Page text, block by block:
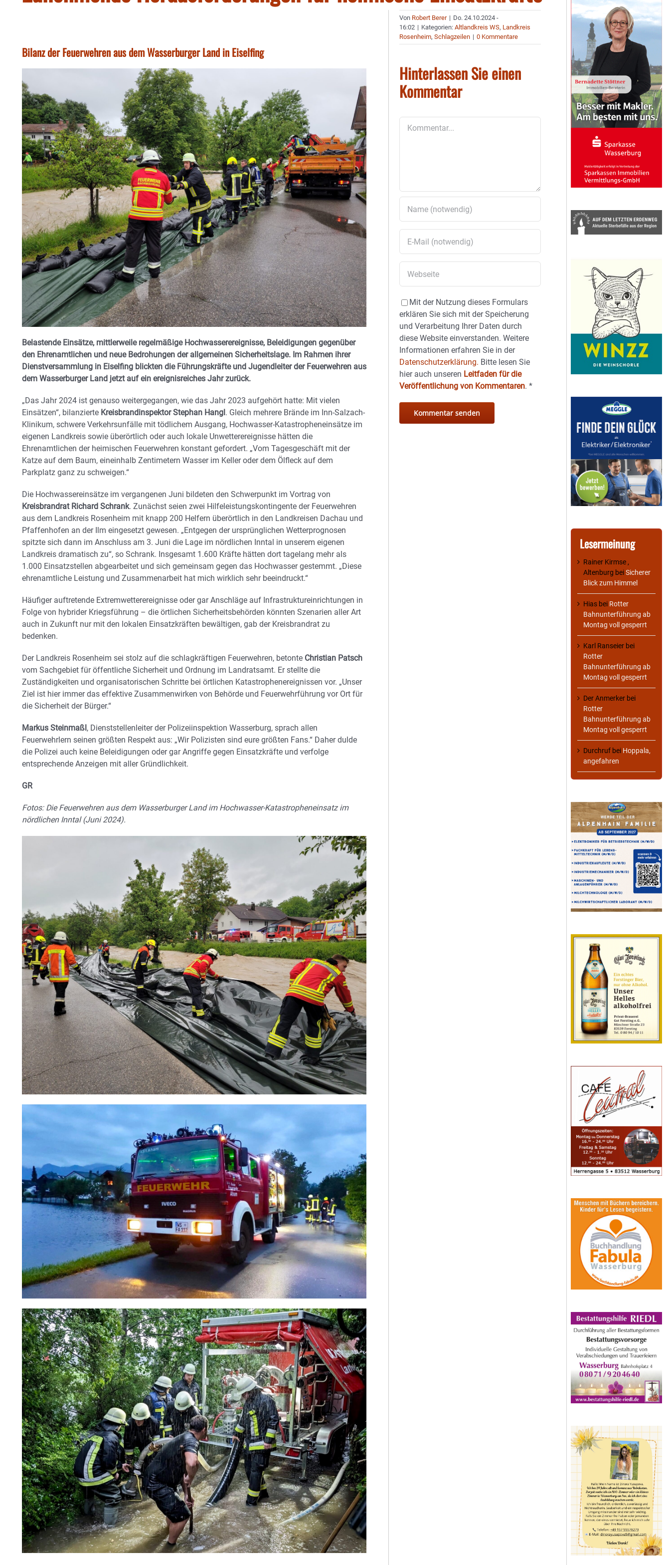
Bilanz der Feuerwehren aus dem Wasserburger Land in Eiselfing
Belastende Einsätze, mittlerweile regelmäßige Hochwasserereignisse, Beleidigungen gegenüber
den Ehrenamtlichen und neue Bedrohungen der allgemeinen Sicherheitslage. Im Rahmen ihrer
Dienstversammlung in Eiselfing blickten die Führungskräfte und Jugendleiter der Feuerwehren aus
dem Wasserburger Land jetzt auf ein ereignisreiches Jahr zurück.
„Das Jahr 2024 ist genauso weitergegangen, wie das Jahr 2023 aufgehört hatte: Mit vielen
Einsätzen“, bilanzierte Kreisbrandinspektor Stephan Hangl . Gleich mehrere Brände im Inn-Salzach-
Klinikum, schwere Verkehrsunfälle mit tödlichem Ausgang, Hochwasser-Katastropheneinsätze im
eigenen Landkreis sowie überörtlich oder auch lokale Unwetterereignisse hätten die
Ehrenamtlichen der heimischen Feuerwehren konstant gefordert. „Vom Tagesgeschäft mit der
Katze auf dem Baum, eineinhalb Zentimetern Wasser im Keller oder dem Ölfleck auf dem
Parkplatz ganz zu schweigen.“
Die Hochwassereinsätze im vergangenen Juni bildeten den Schwerpunkt im Vortrag von
Kreisbrandrat Richard Schrank. Zunächst seien zwei Hilfeleistungskontingente der Feuerwehren
aus dem Landkreis Rosenheim mit knapp 200 Helfern überörtlich in den Landkreisen Dachau und
Pfaffenhofen an der Ilm eingesetzt gewesen. „Entgegen der ursprünglichen Wetterprognosen
spitzte sich dann im Anschluss am 3. Juni die Lage im nördlichen Inntal in unserem eigenen
Landkreis dramatisch zu“, so Schrank. Insgesamt 1.600 Kräfte hätten dort tagelang mehr als
1.000 Einsatzstellen abgearbeitet und sich gemeinsam gegen das Hochwasser gestemmt. „Diese
ehrenamtliche Leistung und Zusammenarbeit hat mich wirklich sehr beeindruckt.“
Häufiger auftretende Extremwetterereignisse oder gar Anschläge auf Infrastruktureinrichtungen in
Folge von hybrider Kriegsführung – die örtlichen Sicherheitsbehörden könnten Szenarien aller Art
auch in Zukunft nur mit den lokalen Einsatzkräften bewältigen, gab der Kreisbrandrat zu
bedenken.
Der Landkreis Rosenheim sei stolz auf die schlagkräftigen Feuerwehren, betonte Christian Patsch
vom Sachgebiet für öffentliche Sicherheit und Ordnung im Landratsamt. Er stellte die
Zuständigkeiten und organisatorischen Schritte bei örtlichen Katastrophenereignissen vor. „Unser
Ziel ist hier immer das effektive Zusammenwirken von Behörde und Feuerwehrführung vor Ort für
die Sicherheit der Bürger.“
Markus Steinmaßl , Dienststellenleiter der Polizeiinspektion Wasserburg, sprach allen
Feuerwehrlern seinen größten Respekt aus: „Wir Polizisten sind eure größten Fans.“ Daher dulde
die Polizei auch keine Beleidigungen oder gar Angriffe gegen Einsatzkräfte und verfolge
entsprechende Anzeigen mit aller Gründlichkeit.
GR
Fotos: Die Feuerwehren aus dem Wasserburger Land im Hochwasser-Katastropheneinsatz im
nördlichen Inntal (Juni 2024).
Von Robert Berer | Do. 24.10.2024 -
16:02 | Kategorien:Altlandkreis WS, Landkreis
Rosenheim,Schlagzeilen | 0 Kommentare
Hinterlassen Sie einen
Kommentar
Mit der Nutzung dieses Formulars
erklären Sie sich mit der Speicherung
und Verarbeitung Ihrer Daten durch
diese Website einverstanden. Weitere
Informationen erfahren Sie in der
Datenschutzerklärung. Bitte lesen Sie
hier auch unseren Leitfaden für die
Veröffentlichung von Kommentaren.*
Lesermeinung
Rainer Kirmse ,
Altenburg beiSicherer
Blick zum Himmel
Hias bei Rotter
Bahnunterführung ab
Montag voll gesperrt
Karl Ranseier bei
Rotter
Bahnunterführung ab
Montag voll gesperrt
Der Anmerker bei
Rotter
Bahnunterführung ab
Montag voll gesperrt
Durchruf bei Hoppala,
angefahren